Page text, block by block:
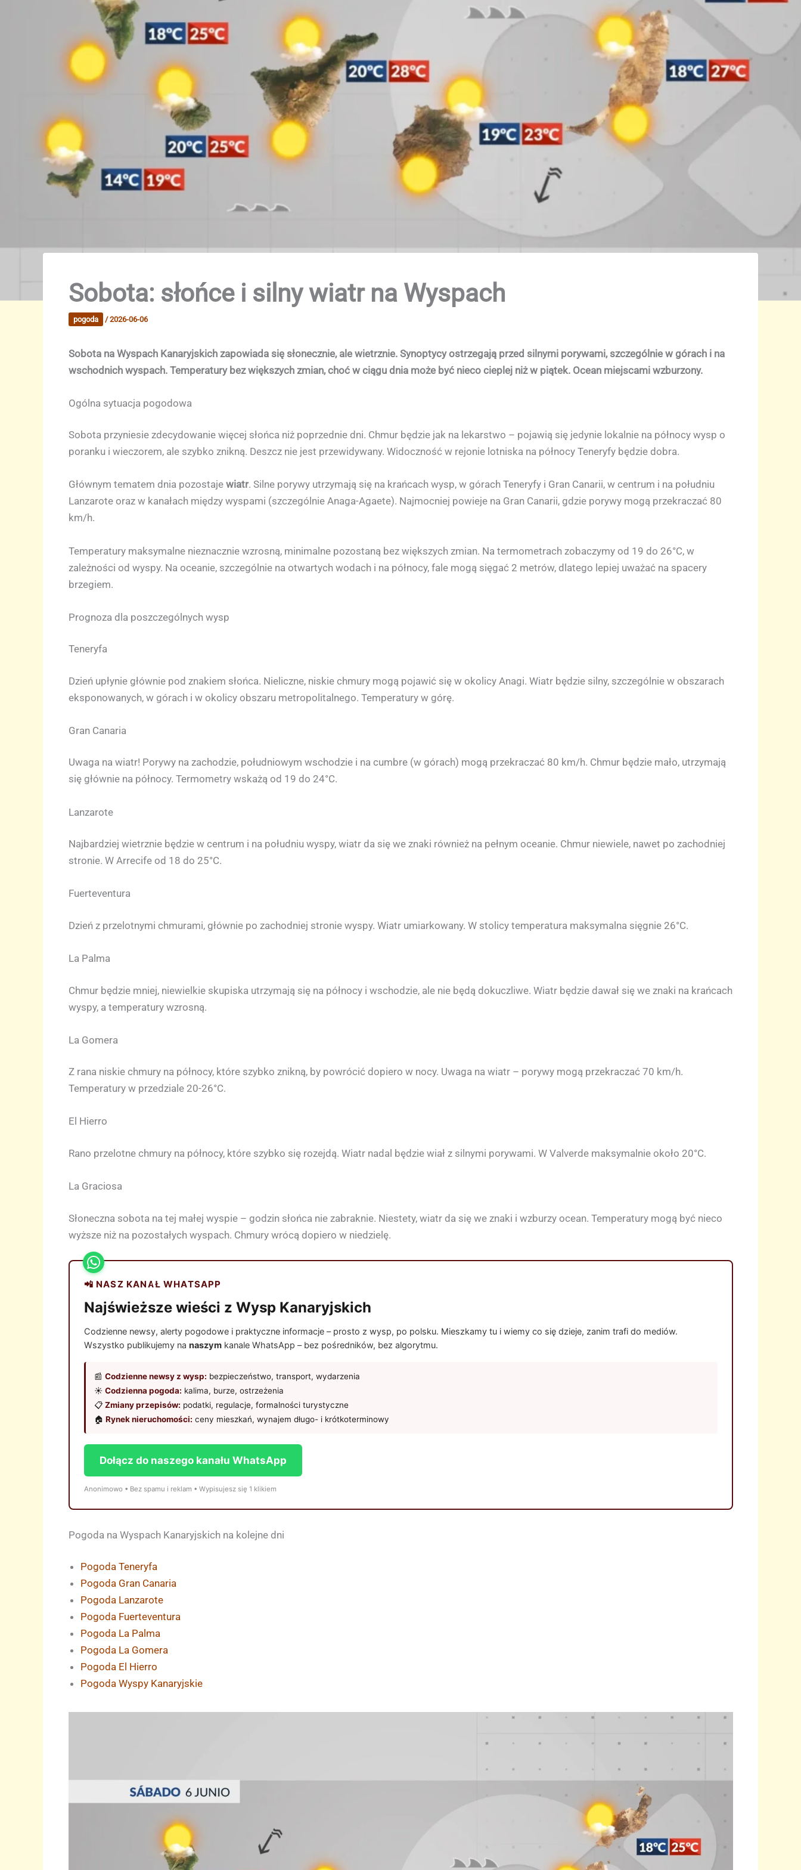
Sobota: słońce i silny wiatr na Wyspach
pogoda /2026-06-06
Sobota na Wyspach Kanaryjskich zapowiada się słonecznie, ale wietrznie. Synoptycy ostrzegają przed silnymi porywami, szczególnie w górach i na
wschodnich wyspach. Temperatury bez większych zmian, choć w ciągu dnia może być nieco cieplej niż w piątek. Ocean miejscami wzburzony.
Ogólna sytuacja pogodowa
Sobota przyniesie zdecydowanie więcej słońca niż poprzednie dni. Chmur będzie jak na lekarstwo – pojawią się jedynie lokalnie na północy wysp o
poranku i wieczorem, ale szybko znikną. Deszcz nie jest przewidywany. Widoczność w rejonie lotniska na północy Teneryfy będzie dobra.
Głównym tematem dnia pozostaje wiatr. Silne porywy utrzymają się na krańcach wysp, w górach Teneryfy i Gran Canarii, w centrum i na południu
Lanzarote oraz w kanałach między wyspami (szczególnie Anaga-Agaete). Najmocniej powieje na Gran Canarii, gdzie porywy mogą przekraczać 80
km/h.
Temperatury maksymalne nieznacznie wzrosną, minimalne pozostaną bez większych zmian. Na termometrach zobaczymy od 19 do 26°C, w
zależności od wyspy. Na oceanie, szczególnie na otwartych wodach i na północy, fale mogą sięgać 2 metrów, dlatego lepiej uważać na spacery
brzegiem.
Prognoza dla poszczególnych wysp
Teneryfa
Dzień upłynie głównie pod znakiem słońca. Nieliczne, niskie chmury mogą pojawić się w okolicy Anagi. Wiatr będzie silny, szczególnie w obszarach
eksponowanych, w górach i w okolicy obszaru metropolitalnego. Temperatury w górę.
Gran Canaria
Uwaga na wiatr! Porywy na zachodzie, południowym wschodzie i na cumbre (w górach) mogą przekraczać 80 km/h. Chmur będzie mało, utrzymają
się głównie na północy. Termometry wskażą od 19 do 24°C.
Lanzarote
Najbardziej wietrznie będzie w centrum i na południu wyspy, wiatr da się we znaki również na pełnym oceanie. Chmur niewiele, nawet po zachodniej
stronie. W Arrecife od 18 do 25°C.
Fuerteventura
Dzień z przelotnymi chmurami, głównie po zachodniej stronie wyspy. Wiatr umiarkowany. W stolicy temperatura maksymalna sięgnie 26°C.
La Palma
Chmur będzie mniej, niewielkie skupiska utrzymają się na północy i wschodzie, ale nie będą dokuczliwe. Wiatr będzie dawał się we znaki na krańcach
wyspy, a temperatury wzrosną.
La Gomera
Z rana niskie chmury na północy, które szybko znikną, by powrócić dopiero w nocy. Uwaga na wiatr – porywy mogą przekraczać 70 km/h.
Temperatury w przedziale 20-26°C.
El Hierro
Rano przelotne chmury na północy, które szybko się rozejdą. Wiatr nadal będzie wiał z silnymi porywami. W Valverde maksymalnie około 20°C.
La Graciosa
Słoneczna sobota na tej małej wyspie – godzin słońca nie zabraknie. Niestety, wiatr da się we znaki i wzburzy ocean. Temperatury mogą być nieco
wyższe niż na pozostałych wyspach. Chmury wrócą dopiero w niedzielę.
📲 NASZ KANAŁ WHATSAPP
Najświeższe wieści z Wysp Kanaryjskich
Codzienne newsy, alerty pogodowe i praktyczne informacje – prosto z wysp, po polsku. Mieszkamy tu i wiemy co się dzieje, zanim trafi do mediów.
Wszystko publikujemy na naszymkanale WhatsApp – bez pośredników, bez algorytmu.
📰 Codzienne newsy z wysp: bezpieczeństwo, transport, wydarzenia
☀️ Codzienna pogoda: kalima, burze, ostrzeżenia
📋 Zmiany przepisów: podatki, regulacje, formalności turystyczne
🏠 Rynek nieruchomości: ceny mieszkań, wynajem długo- i krótkoterminowy
Dołącz do naszego kanału WhatsApp
Anonimowo • Bez spamu i reklam • Wypisujesz się 1 klikiem
Pogoda na Wyspach Kanaryjskich na kolejne dni
Pogoda Teneryfa
Pogoda Gran Canaria
Pogoda Lanzarote
Pogoda Fuerteventura
Pogoda La Palma
Pogoda La Gomera
Pogoda El Hierro
Pogoda Wyspy Kanaryjskie